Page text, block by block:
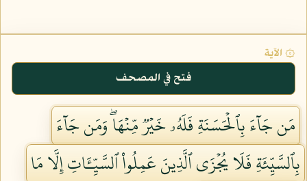
۞ الآية
فتح في المصحف
مَن جَآءَ بِٱلۡحَسَنَةِ فَلَهُۥ خَيۡرٞ مِّنۡهَاۖ وَمَن جَآءَ
بِٱلسَّيِّئَةِ فَلَا يُجۡزَى ٱلَّذِينَ عَمِلُواْ ٱلسَّيِّـَٔاتِ إِلَّا مَا